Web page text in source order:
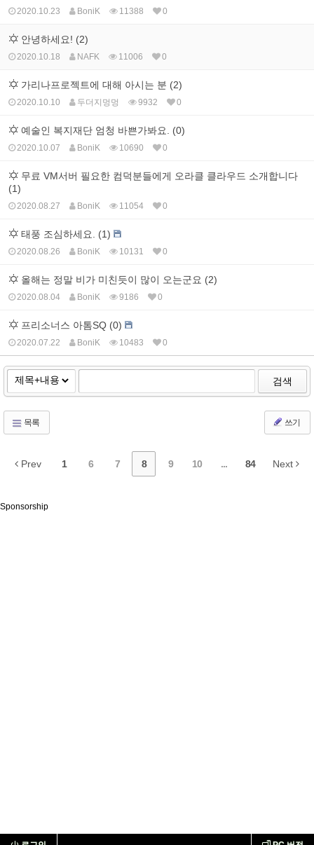
2020.10.23 BoniK 11388 0
안녕하세요! (2)
2020.10.18 NAFK 11006 0
가리나프로젝트에 대해 아시는 분 (2)
2020.10.10 두더지멍멍 9932 0
예술인 복지재단 엄청 바쁜가봐요. (0)
2020.10.07 BoniK 10690 0
무료 VM서버 필요한 컴덕분들에게 오라클 클라우드 소개합니다
(1)
2020.08.27 BoniK 11054 0
태풍 조심하세요. (1)
2020.08.26 BoniK 10131 0
올해는 정말 비가 미친듯이 많이 오는군요 (2)
2020.08.04 BoniK 9186 0
프리소너스 아톰SQ (0)
2020.07.22 BoniK 10483 0
검색
목록 쓰기
Prev 1 6 7 8 9 10 ... 84 Next
Sponsorship